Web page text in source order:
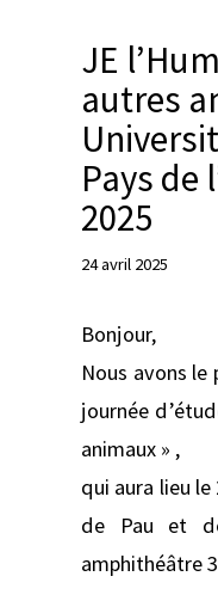
r
JE
autres
Pays de
2025
24 avril 2025
Bonjour,
Nous avons le
journée
animaux » ,
qui aura lieu le
de Pau et
amphithéâtre